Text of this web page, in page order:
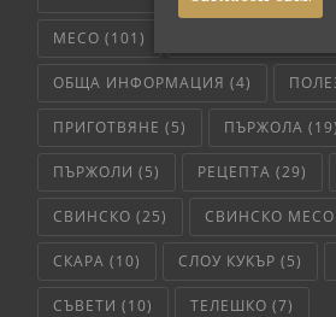
МЕСО (101)
ОБЩА ИНФОРМАЦИЯ (4)
ПРИГОТВЯНЕ (5) ПЪРЖОЛА (19)
ПЪРЖОЛИ (5) РЕЦЕПТА (29)
СВИНСКО (25) СВИНСКО МЕСО
СКАРА (10) СЛОУ КУКЪР (5)
СЪВЕТИ (10) ТЕЛЕШКО (7)